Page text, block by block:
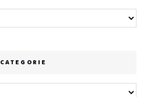
CATEGORIE